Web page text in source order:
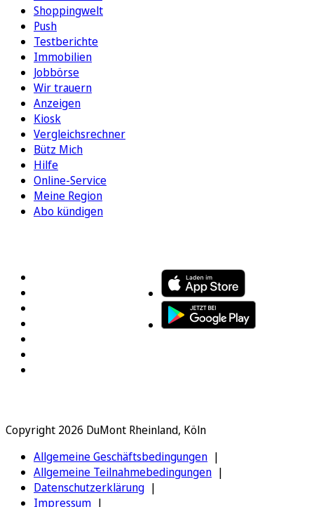
Shoppingwelt
Push
Testberichte
Immobilien
Jobbörse
Wir trauern
Anzeigen
Kiosk
Vergleichsrechner
Bütz Mich
Hilfe
Online-Service
Meine Region
Abo kündigen
Copyright 2026 DuMont Rheinland, Köln
Allgemeine Geschäftsbedingungen
Allgemeine Teilnahmebedingungen
Datenschutzerklärung
Impressum